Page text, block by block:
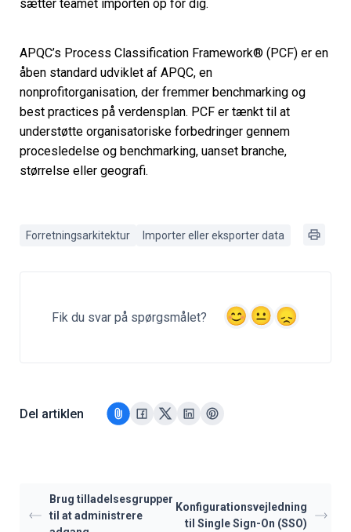
sætter teamet importen op for dig.
APQC’s Process Classification Framework® (PCF) er en
åben standard udviklet af APQC, en
nonprofitorganisation, der fremmer benchmarking og
best practices på verdensplan. PCF er tænkt til at
understøtte organisatoriske forbedringer gennem
procesledelse og benchmarking, uanset branche,
størrelse eller geografi.
Forretningsarkitektur Importer eller eksporter data
Fik du svar på spørgsmålet?
Del artiklen
Brug tilladelsesgrupper
til at administrere
Konfigurationsvejledning
til Single Sign-On (SSO)